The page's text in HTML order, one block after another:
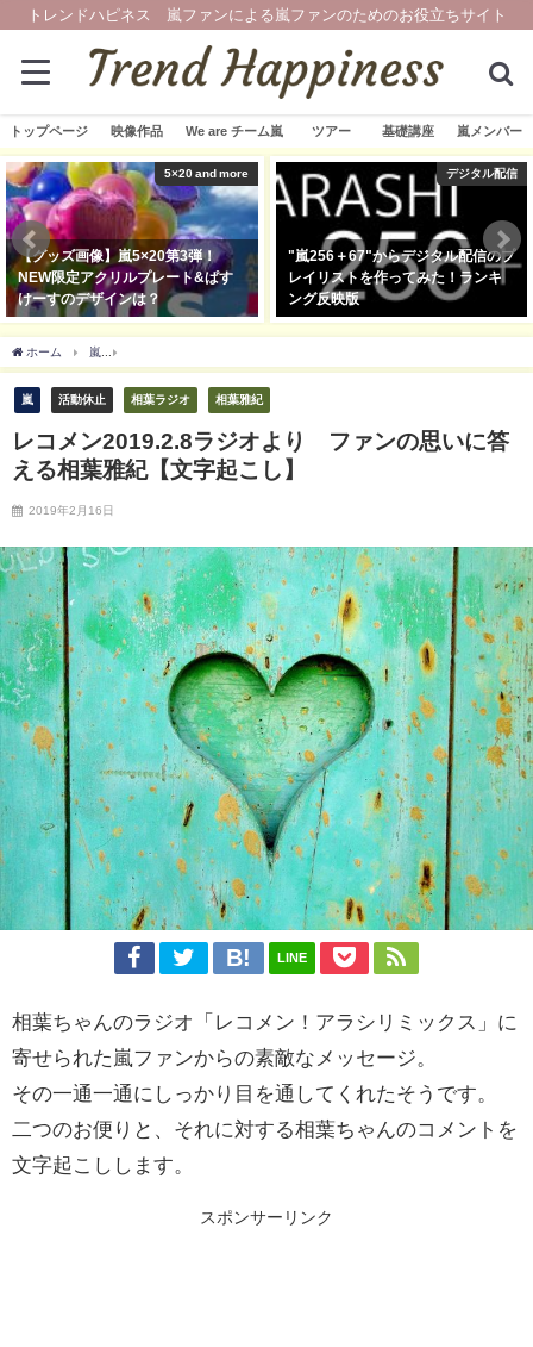
トレンドハピネス 嵐ファンによる嵐ファンのためのお役立ちサイト
トップページ 映像作品 We are チーム嵐 ツアー 基礎講座 嵐メンバー
5×20 and more
【グッズ画像】嵐5×20第3弾！
NEW限定アクリルプレート&ぱす
けーすのデザインは？
デジタル配信
"嵐256＋67"からデジタル配信のプ
レイリストを作ってみた！ランキ
ング反映版
ホーム 嵐
嵐 活動休止 相葉ラジオ 相葉雅紀
レコメン2019.2.8ラジオより ファンの思いに答
える相葉雅紀【文字起こし】
2019年2月16日
LINE
相葉ちゃんのラジオ「レコメン！アラシリミックス」に
寄せられた嵐ファンからの素敵なメッセージ。
その一通一通にしっかり目を通してくれたそうです。
二つのお便りと、それに対する相葉ちゃんのコメントを
文字起こしします。
スポンサーリンク